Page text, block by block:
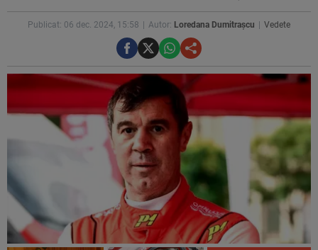
Publicat: 06 dec. 2024, 15:58 Autor: Loredana Dumitrașcu Vedete